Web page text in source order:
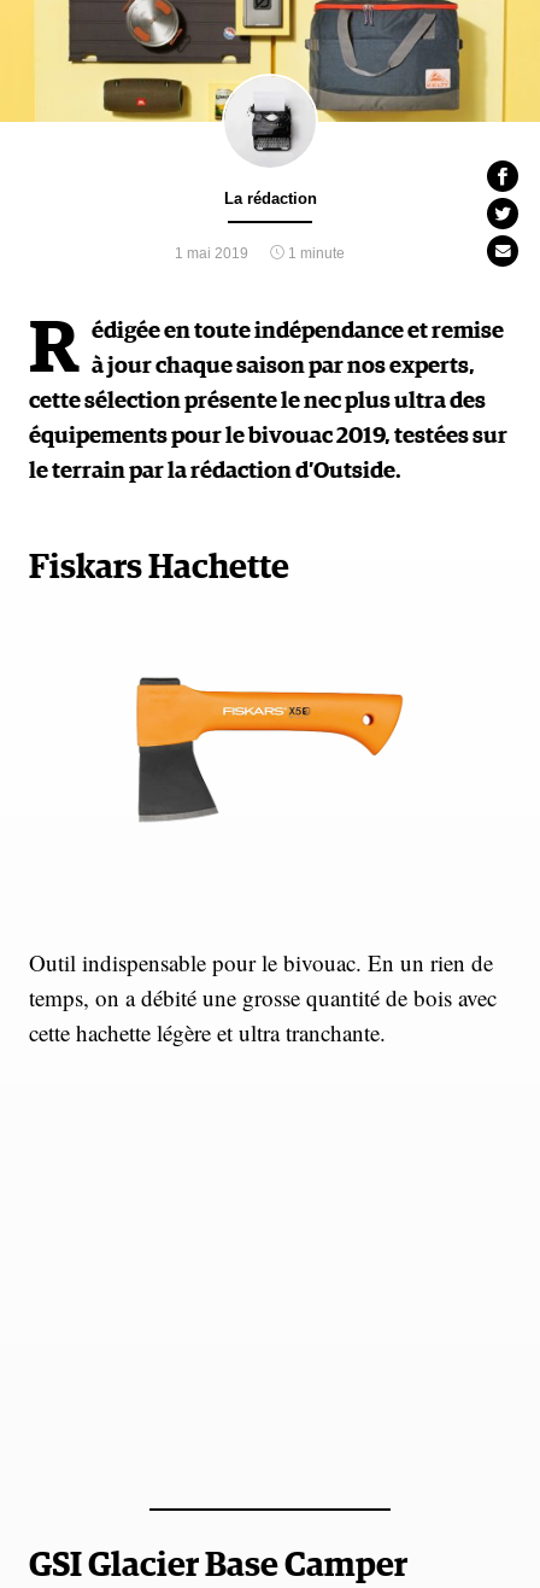
La rédaction
1 mai 2019 1 minute
R édigée en toute indépendance et remise
à jour chaque saison par nos experts,
cette sélection présente le nec plus ultra des
équipements pour le bivouac 2019, testées sur
le terrain par la rédaction d’Outside.
Fiskars Hachette
Outil indispensable pour le bivouac. En un rien de
temps, on a débité une grosse quantité de bois avec
cette hachette légère et ultra tranchante.
GSI Glacier Base Camper